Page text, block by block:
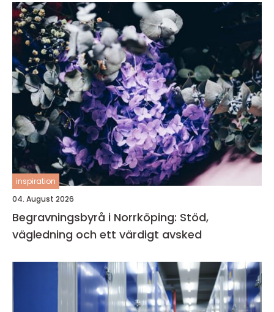
inspiration
04. August 2026
Begravningsbyrå i Norrköping: Stöd,
vägledning och ett värdigt avsked